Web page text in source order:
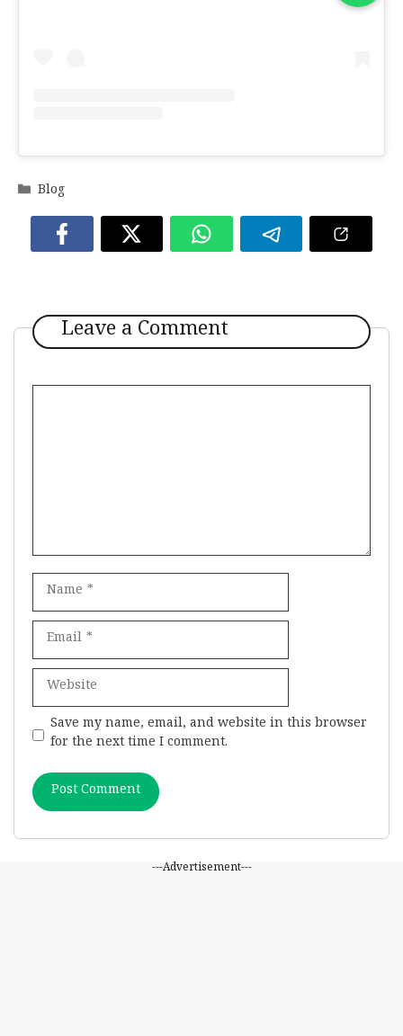
Categories
Blog
Leave a Comment
Name
Email
Website
Save my name, email, and website in this browser
for the next time I comment.
---Advertisement---